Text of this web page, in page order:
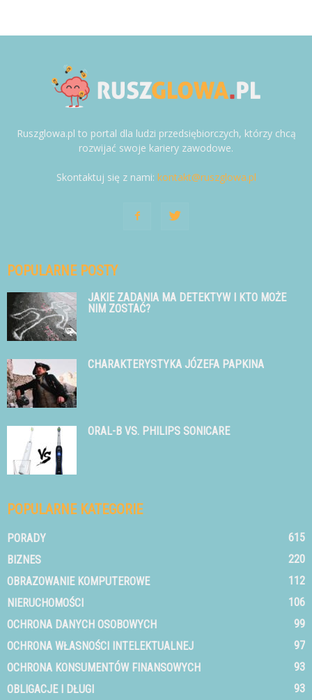
Ruszglowa.pl to portal dla ludzi przedsiębiorczych, którzy chcą
rozwijać swoje kariery zawodowe.
Skontaktuj się z nami: kontakt@ruszglowa.pl
POPULARNE POSTY
JAKIE ZADANIA MA DETEKTYW I KTO MOŻE
NIM ZOSTAĆ?
CHARAKTERYSTYKA JÓZEFA PAPKINA
ORAL-B VS. PHILIPS SONICARE
POPULARNE KATEGORIE
PORADY
615
BIZNES
220
OBRAZOWANIE KOMPUTEROWE
112
NIERUCHOMOŚCI
106
OCHRONA DANYCH OSOBOWYCH
99
OCHRONA WŁASNOŚCI INTELEKTUALNEJ
97
OCHRONA KONSUMENTÓW FINANSOWYCH
93
OBLIGACJE I DŁUGI
93